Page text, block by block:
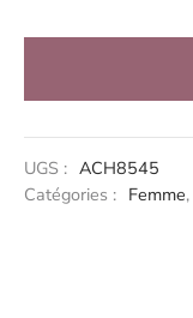
UGS : ACH8545
Catégories : Femme,